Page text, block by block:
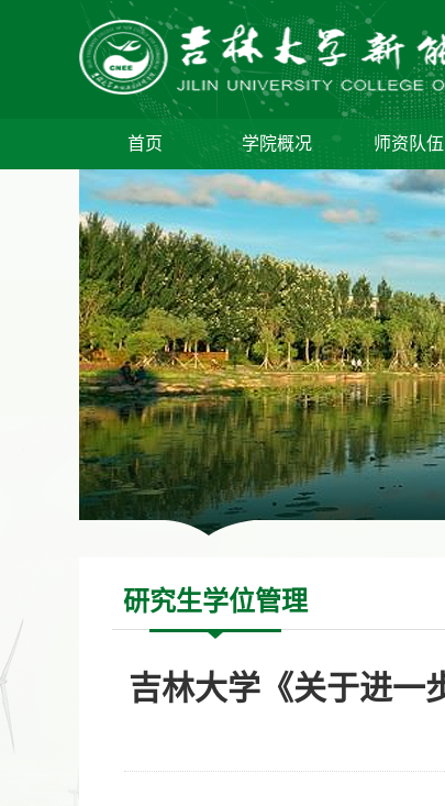
首页 学院概况 师资队伍
研究生学位管理
吉林大学《关于进一